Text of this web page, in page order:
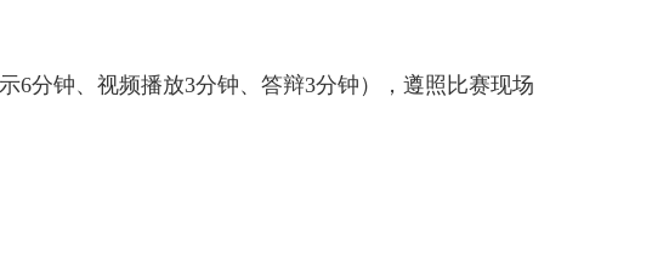
6分钟、视频播放3分钟、答辩3分钟），遵照比赛现场